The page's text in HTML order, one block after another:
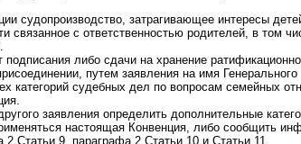
судопроизводство, затрагивающее интересы
связанное с ответственностью родителей, в том
либо сдачи на хранение
путем заявления на имя
категорий судебных дел по вопросам семейных
заявления определить дополнительные
настоящая Конвенция, либо сообщить
Статьи 9, параграфа 2 Статьи 10 и Статьи 11.